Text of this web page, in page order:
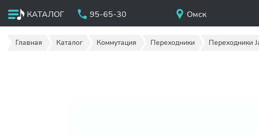
КАТАЛОГ 95-65-30 Омск
Главная Каталог Коммутация Переходники Переходники